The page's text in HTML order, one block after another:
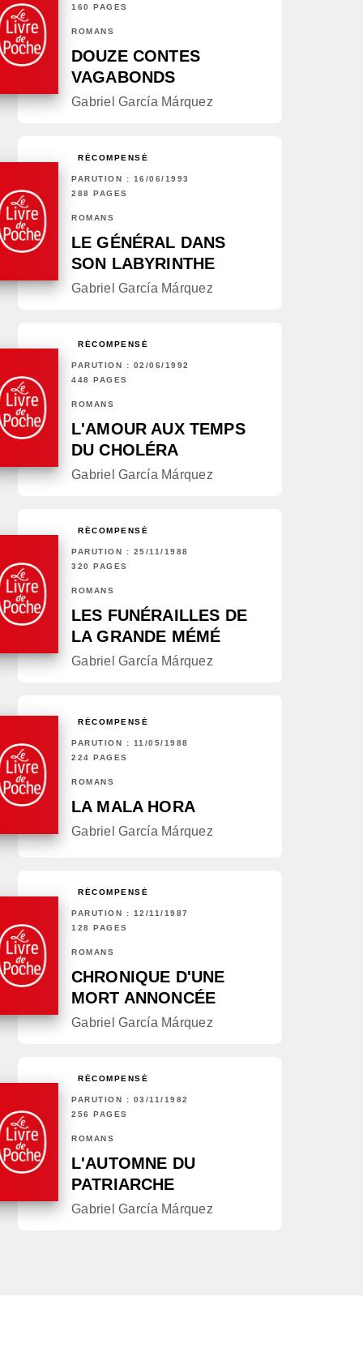
160 PAGES
ROMANS
DOUZE CONTES
VAGABONDS
Gabriel García Márquez
RÉCOMPENSÉ
PARUTION : 16/06/1993
288 PAGES
ROMANS
LE GÉNÉRAL DANS
SON LABYRINTHE
Gabriel García Márquez
RÉCOMPENSÉ
PARUTION : 02/06/1992
448 PAGES
ROMANS
L'AMOUR AUX TEMPS
DU CHOLÉRA
Gabriel García Márquez
RÉCOMPENSÉ
PARUTION : 25/11/1988
320 PAGES
ROMANS
LES FUNÉRAILLES DE
LA GRANDE MÉMÉ
Gabriel García Márquez
RÉCOMPENSÉ
PARUTION : 11/05/1988
224 PAGES
ROMANS
LA MALA HORA
Gabriel García Márquez
RÉCOMPENSÉ
PARUTION : 12/11/1987
128 PAGES
ROMANS
CHRONIQUE D'UNE
MORT ANNONCÉE
Gabriel García Márquez
RÉCOMPENSÉ
PARUTION : 03/11/1982
256 PAGES
ROMANS
L'AUTOMNE DU
PATRIARCHE
Gabriel García Márquez